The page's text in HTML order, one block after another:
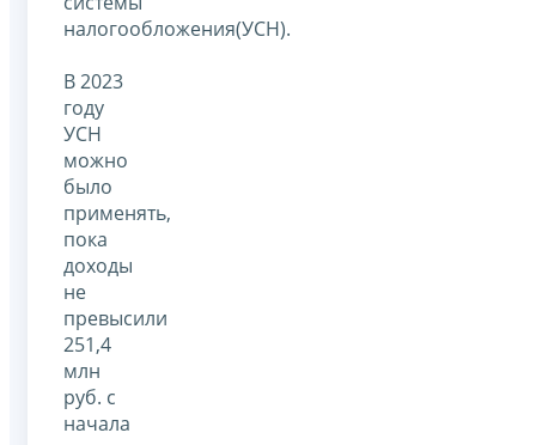
налогообложения(УСН).
В 2023
году
УСН
можно
было
применять,
пока
доходы
не
превысили
251,4
млн
руб. с
начала